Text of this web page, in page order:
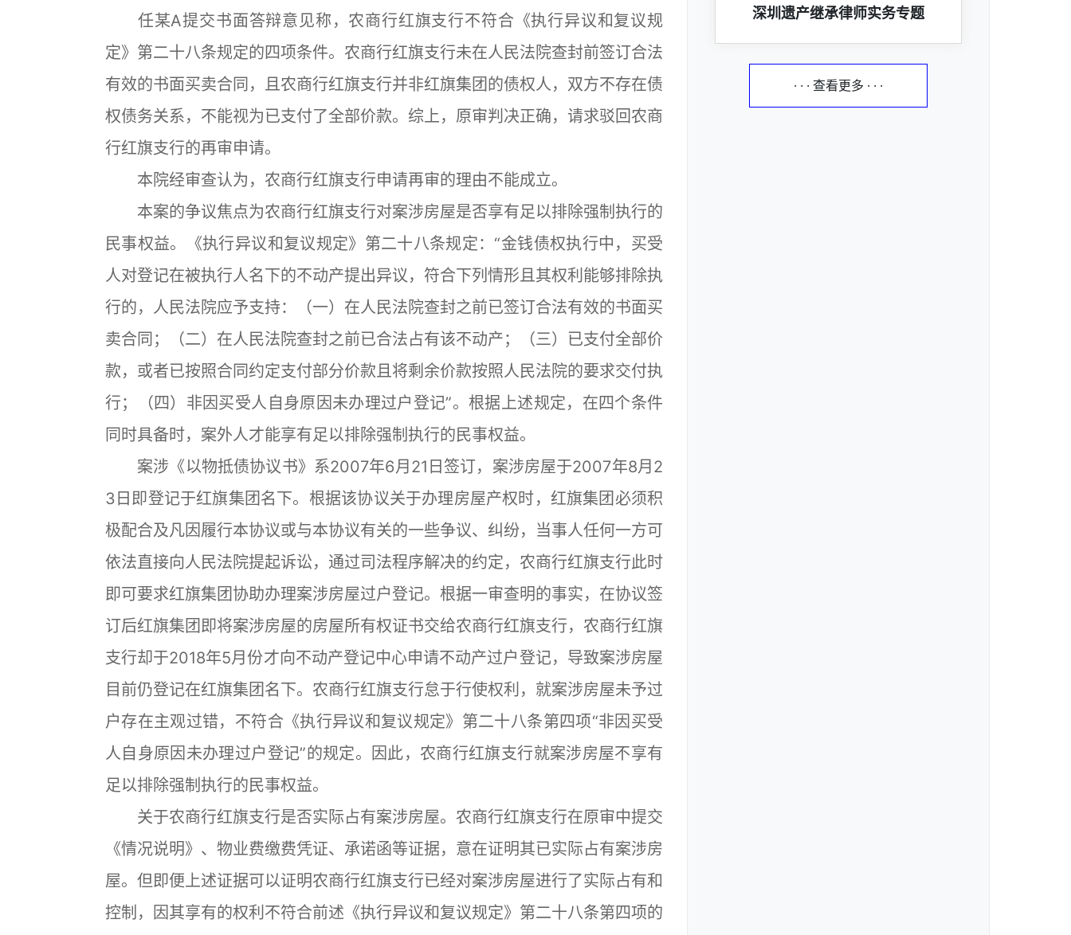
任某A提交书面答辩意见称，农商行红旗支行不符合《执行异议和复议规
定》第二十八条规定的四项条件。农商行红旗支行未在人民法院查封前签订合法
有效的书面买卖合同，且农商行红旗支行并非红旗集团的债权人，双方不存在债
权债务关系，不能视为已支付了全部价款。综上，原审判决正确，请求驳回农商
行红旗支行的再审申请。
本院经审查认为，农商行红旗支行申请再审的理由不能成立。
本案的争议焦点为农商行红旗支行对案涉房屋是否享有足以排除强制执行的
民事权益。《执行异议和复议规定》第二十八条规定：“金钱债权执行中，买受
人对登记在被执行人名下的不动产提出异议，符合下列情形且其权利能够排除执
行的，人民法院应予支持：（一）在人民法院查封之前已签订合法有效的书面买
卖合同；（二）在人民法院查封之前已合法占有该不动产；（三）已支付全部价
款，或者已按照合同约定支付部分价款且将剩余价款按照人民法院的要求交付执
行；（四）非因买受人自身原因未办理过户登记”。根据上述规定，在四个条件
同时具备时，案外人才能享有足以排除强制执行的民事权益。
案涉《以物抵债协议书》系2007年6月21日签订，案涉房屋于2007年8月2
3日即登记于红旗集团名下。根据该协议关于办理房屋产权时，红旗集团必须积
极配合及凡因履行本协议或与本协议有关的一些争议、纠纷，当事人任何一方可
依法直接向人民法院提起诉讼，通过司法程序解决的约定，农商行红旗支行此时
即可要求红旗集团协助办理案涉房屋过户登记。根据一审查明的事实，在协议签
订后红旗集团即将案涉房屋的房屋所有权证书交给农商行红旗支行，农商行红旗
支行却于2018年5月份才向不动产登记中心申请不动产过户登记，导致案涉房屋
目前仍登记在红旗集团名下。农商行红旗支行怠于行使权利，就案涉房屋未予过
户存在主观过错，不符合《执行异议和复议规定》第二十八条第四项“非因买受
人自身原因未办理过户登记”的规定。因此，农商行红旗支行就案涉房屋不享有
足以排除强制执行的民事权益。
关于农商行红旗支行是否实际占有案涉房屋。农商行红旗支行在原审中提交
《情况说明》、物业费缴费凭证、承诺函等证据，意在证明其已实际占有案涉房
屋。但即便上述证据可以证明农商行红旗支行已经对案涉房屋进行了实际占有和
控制，因其享有的权利不符合前述《执行异议和复议规定》第二十八条第四项的
深圳遗产继承律师实务专题
· · · 查看更多 · · ·